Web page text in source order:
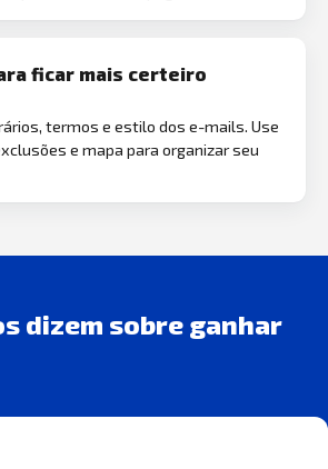
ficar mais certeiro
termos e estilo dos e-mails. Use
e mapa para organizar seu
dizem sobre ganhar